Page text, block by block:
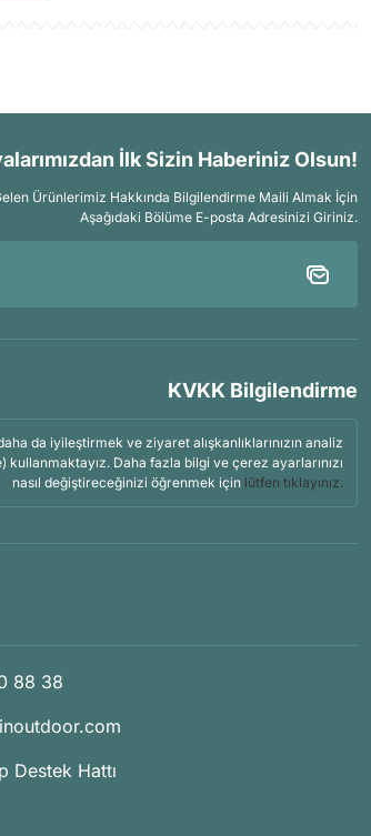
İlk Sizin Haberiniz Olsun!
Ürünlerimiz Hakkında Bilgilendirme Maili Almak İçin
Aşağıdaki Bölüme E-posta Adresinizi Giriniz.
KVKK Bilgilendirme
da iyileştirmek ve ziyaret alışkanlıklarınızın analiz
Daha fazla bilgi ve çerez ayarlarınızı
nasıl değiştireceğinizi öğrenmek için lütfen tıklayınız.
88 38
Destek Hattı